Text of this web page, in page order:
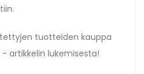
tuotteiden kauppa
artikkelin lukemisesta!